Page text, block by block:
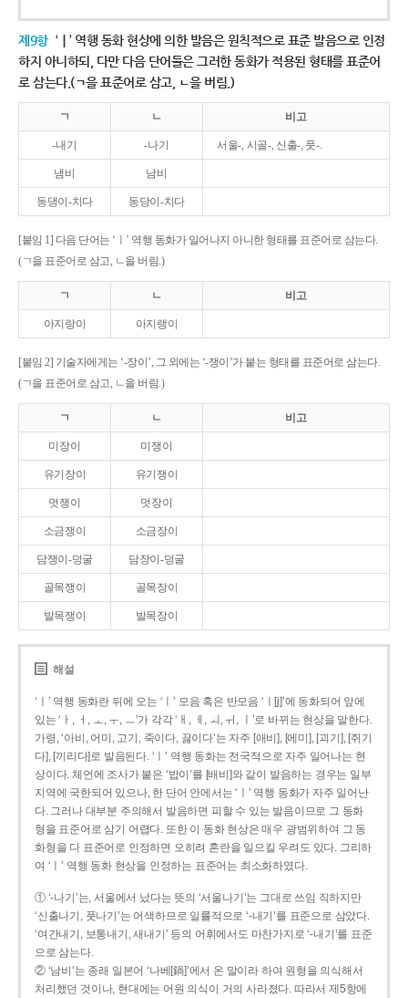
제9항 ‘ㅣ’ 역행 동화 현상에 의한 발음은 원칙적으로 표준 발음으로 인정
하지 아니하되, 다만 다음 단어들은 그러한 동화가 적용된 형태를 표준어
로 삼는다.(ㄱ을 표준어로 삼고, ㄴ을 버림.)
ㄱ ㄴ 비고
-내기 -나기 서울-, 시골-, 신출-, 풋-.
냄비 남비
동댕이-치다 동당이-치다
[붙임 1] 다음 단어는 ‘ㅣ’ 역행 동화가 일어나지 아니한 형태를 표준어로 삼는다.
(ㄱ을 표준어로 삼고, ㄴ을 버림.)
ㄱ ㄴ 비고
아지랑이 아지랭이
[붙임 2] 기술자에게는 ‘-장이’, 그 외에는 ‘-쟁이’가 붙는 형태를 표준어로 삼는다.
(ㄱ을 표준어로 삼고, ㄴ을 버림.)
ㄱ ㄴ 비고
미장이 미쟁이
유기장이 유기쟁이
멋쟁이 멋장이
소금쟁이 소금장이
담쟁이-덩굴 담장이-덩굴
골목쟁이 골목장이
발목쟁이 발목장이
해설
‘ㅣ’ 역행 동화란 뒤에 오는 ‘ㅣ’ 모음 혹은 반모음 ‘ㅣ[j]’에 동화되어 앞에
있는 ‘ㅏ, ㅓ, ㅗ, ㅜ, ㅡ’가 각각 ‘ㅐ, ㅔ, ㅚ, ㅟ, ㅣ’로 바뀌는 현상을 말한다.
가령, ‘아비, 어미, 고기, 죽이다, 끓이다’는 자주 [애비], [에미], [괴기], [쥐기
다], [끼리다]로 발음된다. ‘ㅣ’ 역행 동화는 전국적으로 자주 일어나는 현
상이다. 체언에 조사가 붙은 ‘밥이’를 [배비]와 같이 발음하는 경우는 일부
지역에 국한되어 있으나, 한 단어 안에서는 ‘ㅣ’ 역행 동화가 자주 일어난
다. 그러나 대부분 주의해서 발음하면 피할 수 있는 발음이므로 그 동화
형을 표준어로 삼기 어렵다. 또한 이 동화 현상은 매우 광범위하여 그 동
화형을 다 표준어로 인정하면 오히려 혼란을 일으킬 우려도 있다. 그리하
여 ‘ㅣ’ 역행 동화 현상을 인정하는 표준어는 최소화하였다.
① ‘-나기’는, 서울에서 났다는 뜻의 ‘서울나기’는 그대로 쓰임 직하지만
‘신출나기, 풋나기’는 어색하므로 일률적으로 ‘-내기’를 표준으로 삼았다.
‘여간내기, 보통내기, 새내기’ 등의 어휘에서도 마찬가지로 ‘-내기’를 표준
으로 삼는다.
② ‘남비’는 종래 일본어 ‘나베[鍋]’에서 온 말이라 하여 원형을 의식해서
처리했던 것이나, 현대에는 어원 의식이 거의 사라졌다. 따라서 제5항에